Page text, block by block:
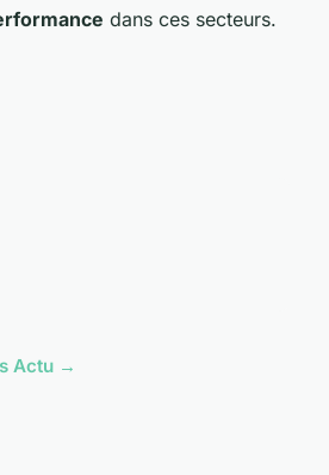
dans ces secteurs.
Actu →